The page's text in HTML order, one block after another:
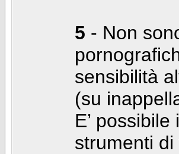
5 - Non
sensibilità
(su
E’
strumenti di